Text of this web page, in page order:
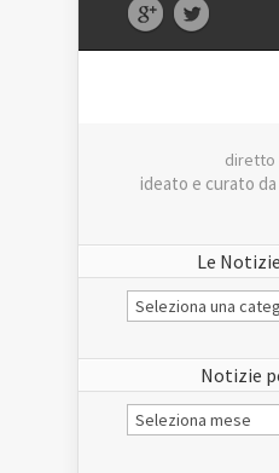
diretto
ideato e curato da
Le
Le
Notizie
Notizie
Notizie
per